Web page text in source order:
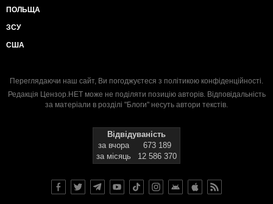
ПОЛЬЩА
ЗСУ
США
Переглядаючи наш сайт, Ви погоджуєтеся з політикою конфіденційності.
Редакція Цензор.НЕТ може не поділяти позицію авторів. Відповідальність
за матеріали в розділі "Блоги" несуть автори текстів.
Відвідуваність
за вчора
673 189
за місяць
12 586 370